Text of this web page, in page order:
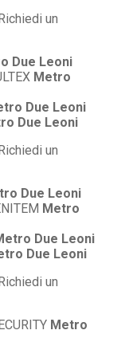
Due Leoni
Metro
Due Leoni
Due Leoni
Due Leoni
Metro
Due Leoni
Due Leoni
Metro